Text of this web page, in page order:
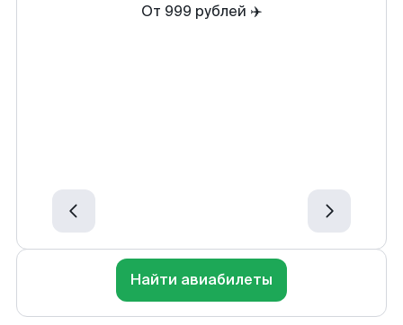
От 999 рублей ✈️
Найти авиабилеты